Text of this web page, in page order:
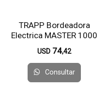
TRAPP Bordeadora
Electrica MASTER 1000
USD 74,42
Consultar